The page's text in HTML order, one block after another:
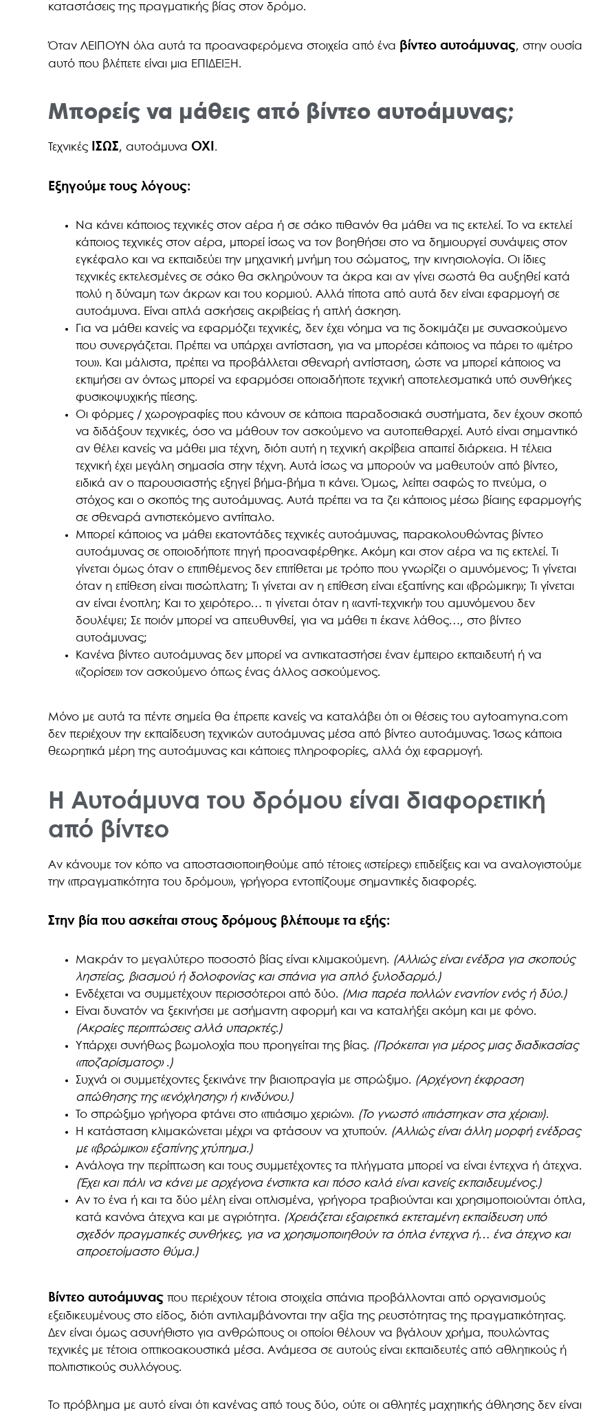
καταστάσεις της πραγματικής βίας στον δρόμο.
Όταν ΛΕΙΠΟΥΝ όλα αυτά τα προαναφερόμενα στοιχεία από ένα βίντεο αυτοάμυνας, στην ουσία
αυτό που βλέπετε είναι μια ΕΠΙΔΕΙΞΗ.
Μπορείς να μάθεις από βίντεο αυτοάμυνας;
Τεχνικές ΙΣΩΣ, αυτοάμυνα ΟΧΙ .
Εξηγούμε τους λόγους:
Να κάνει κάποιος τεχνικές στον αέρα ή σε σάκο πιθανόν θα μάθει να τις εκτελεί. Το να εκτελεί
κάποιος τεχνικές στον αέρα, μπορεί ίσως να τον βοηθήσει στο να δημιουργεί συνάψεις στον
εγκέφαλο και να εκπαιδεύει την μηχανική μνήμη του σώματος, την κινησιολογία. Οι ίδιες
τεχνικές εκτελεσμένες σε σάκο θα σκληρύνουν τα άκρα και αν γίνει σωστά θα αυξηθεί κατά
πολύ η δύναμη των άκρων και του κορμιού. Αλλά τίποτα από αυτά δεν είναι εφαρμογή σε
αυτοάμυνα. Είναι απλά ασκήσεις ακριβείας ή απλή άσκηση.
Για να μάθει κανείς να εφαρμόζει τεχνικές, δεν έχει νόημα να τις δοκιμάζει με συνασκούμενο
που συνεργάζεται. Πρέπει να υπάρχει αντίσταση, για να μπορέσει κάποιος να πάρει το «μέτρο
του». Και μάλιστα, πρέπει να προβάλλεται σθεναρή αντίσταση, ώστε να μπορεί κάποιος να
εκτιμήσει αν όντως μπορεί να εφαρμόσει οποιαδήποτε τεχνική αποτελεσματικά υπό συνθήκες
φυσικοψυχικής πίεσης.
Οι φόρμες / χωρογραφίες που κάνουν σε κάποια παραδοσιακά συστήματα, δεν έχουν σκοπό
να διδάξουν τεχνικές, όσο να μάθουν τον ασκούμενο να αυτοπειθαρχεί. Αυτό είναι σημαντικό
αν θέλει κανείς να μάθει μια τέχνη, διότι αυτή η τεχνική ακρίβεια απαιτεί διάρκεια. Η τέλεια
τεχνική έχει μεγάλη σημασία στην τέχνη. Αυτά ίσως να μπορούν να μαθευτούν από βίντεο,
ειδικά αν ο παρουσιαστής εξηγεί βήμα-βήμα τι κάνει. Όμως, λείπει σαφώς το πνεύμα, ο
στόχος και ο σκοπός της αυτοάμυνας. Αυτά πρέπει να τα ζει κάποιος μέσω βίαιης εφαρμογής
σε σθεναρά αντιστεκόμενο αντίπαλο.
Μπορεί κάποιος να μάθει εκατοντάδες τεχνικές αυτοάμυνας, παρακολουθώντας βίντεο
αυτοάμυνας σε οποιοδήποτε πηγή προαναφέρθηκε. Ακόμη και στον αέρα να τις εκτελεί. Τι
γίνεται όμως όταν ο επιτιθέμενος δεν επιτίθεται με τρόπο που γνωρίζει ο αμυνόμενος; Τι γίνεται
όταν η επίθεση είναι πισώπλατη; Τι γίνεται αν η επίθεση είναι εξαπίνης και «βρώμικη»; Τι γίνεται
αν είναι ένοπλη; Και το χειρότερο… τι γίνεται όταν η «αντί-τεχνική» του αμυνόμενου δεν
δουλέψει; Σε ποιόν μπορεί να απευθυνθεί, για να μάθει τι έκανε λάθος…, στο βίντεο
αυτοάμυνας;
Κανένα βίντεο αυτοάμυνας δεν μπορεί να αντικαταστήσει έναν έμπειρο εκπαιδευτή ή να
«ζορίσει» τον ασκούμενο όπως ένας άλλος ασκούμενος.
Μόνο με αυτά τα πέντε σημεία θα έπρεπε κανείς να καταλάβει ότι οι θέσεις του aytoamyna.com
δεν περιέχουν την εκπαίδευση τεχνικών αυτοάμυνας μέσα από βίντεο αυτοάμυνας. Ίσως κάποια
θεωρητικά μέρη της αυτοάμυνας και κάποιες πληροφορίες, αλλά όχι εφαρμογή.
Η Αυτοάμυνα του δρόμου είναι διαφορετική
από βίντεο
Αν κάνουμε τον κόπο να αποστασιοποιηθούμε από τέτοιες «στείρες» επιδείξεις και να αναλογιστούμε
την «πραγματικότητα του δρόμου», γρήγορα εντοπίζουμε σημαντικές διαφορές.
Στην βία που ασκείται στους δρόμους βλέπουμε τα εξής:
Μακράν το μεγαλύτερο ποσοστό βίας είναι κλιμακούμενη. (Αλλιώς είναι ενέδρα για σκοπούς
ληστείας, βιασμού ή δολοφονίας και σπάνια για απλό ξυλοδαρμό.)
Ενδέχεται να συμμετέχουν περισσότεροι από δύο. (Μια παρέα πολλών εναντίον ενός ή δύο.)
Είναι δυνατόν να ξεκινήσει με ασήμαντη αφορμή και να καταλήξει ακόμη και με φόνο.
(Ακραίες περιπτώσεις αλλά υπαρκτές.)
Υπάρχει συνήθως βωμολοχία που προηγείται της βίας. (Πρόκειται για μέρος μιας διαδικασίας
«ποζαρίσματος».)
Συχνά οι συμμετέχοντες ξεκινάνε την βιαιοπραγία με σπρώξιμο. (Αρχέγονη έκφραση
απώθησης της «ενόχλησης» ή κινδύνου.)
Το σπρώξιμο γρήγορα φτάνει στο «πιάσιμο χεριών». (Το γνωστό «πιάστηκαν στα χέρια»).
Η κατάσταση κλιμακώνεται μέχρι να φτάσουν να χτυπούν. (Αλλιώς είναι άλλη μορφή ενέδρας
με «βρώμικο» εξαπίνης χτύπημα.)
Ανάλογα την περίπτωση και τους συμμετέχοντες τα πλήγματα μπορεί να είναι έντεχνα ή άτεχνα.
(Έχει και πάλι να κάνει με αρχέγονα ένστικτα και πόσο καλά είναι κανείς εκπαιδευμένος.)
Αν το ένα ή και τα δύο μέλη είναι οπλισμένα, γρήγορα τραβιούνται και χρησιμοποιούνται όπλα,
κατά κανόνα άτεχνα και με αγριότητα. (Χρειάζεται εξαιρετικά εκτεταμένη εκπαίδευση υπό
σχεδόν πραγματικές συνθήκες, για να χρησιμοποιηθούν τα όπλα έντεχνα ή… ένα άτεχνο και
απροετοίμαστο θύμα.)
Βίντεο αυτοάμυνας που περιέχουν τέτοια στοιχεία σπάνια προβάλλονται από οργανισμούς
εξειδικευμένους στο είδος, διότι αντιλαμβάνονται την αξία της ρευστότητας της πραγματικότητας.
Δεν είναι όμως ασυνήθιστο για ανθρώπους οι οποίοι θέλουν να βγάλουν χρήμα, πουλώντας
τεχνικές με τέτοια οπτικοακουστικά μέσα. Ανάμεσα σε αυτούς είναι εκπαιδευτές από αθλητικούς ή
πολιτιστικούς συλλόγους.
Το πρόβλημα με αυτό είναι ότι κανένας από τους δύο, ούτε οι αθλητές μαχητικής άθλησης δεν είναι